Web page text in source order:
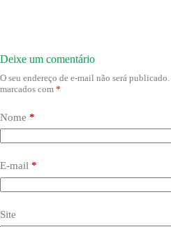
Deixe um comentário
O seu endereço de e-mail não será publicado.
marcados com *
Nome *
E-mail *
Site